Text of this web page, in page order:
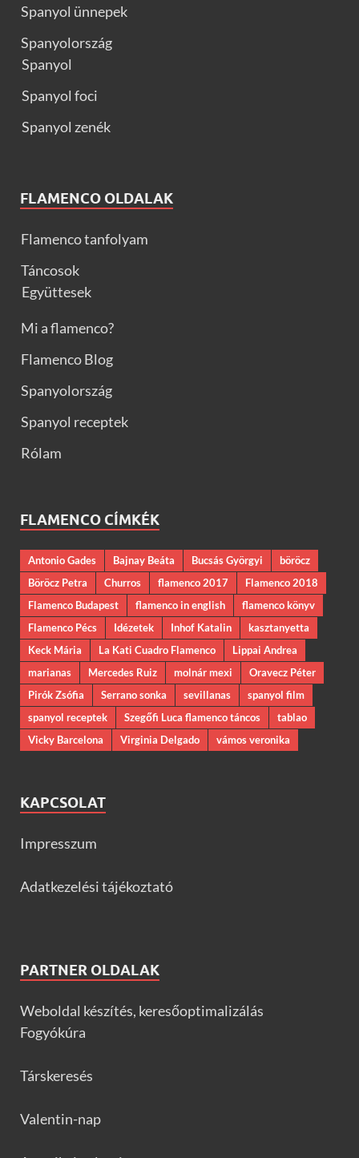
Spanyol ünnepek
Spanyolország
Spanyol
Spanyol foci
Spanyol zenék
FLAMENCO OLDALAK
Flamenco tanfolyam
Táncosok
Együttesek
Mi a flamenco?
Flamenco Blog
Spanyolország
Spanyol receptek
Rólam
FLAMENCO CÍMKÉK
Antonio Gades Bajnay Beáta Bucsás Györgyi
böröcz
Böröcz Petra
Churros flamenco 2017
Flamenco 2018
Flamenco Budapest
flamenco in english
flamenco könyv
Flamenco Pécs
Idézetek Inhof Katalin
kasztanyetta
Keck Mária
La Kati Cuadro Flamenco
Lippai Andrea
marianas
Mercedes Ruiz molnár mexi
Oravecz Péter
Pirók Zsófia
Serrano sonka sevillanas
spanyol film
spanyol receptek
Szegőfi Luca flamenco táncos
tablao
Vicky Barcelona
Virginia Delgado vámos veronika
KAPCSOLAT
Impresszum
Adatkezelési tájékoztató
PARTNER OLDALAK
Weboldal készítés, keresőoptimalizálás
Fogyókúra
Társkeresés
Valentin-nap